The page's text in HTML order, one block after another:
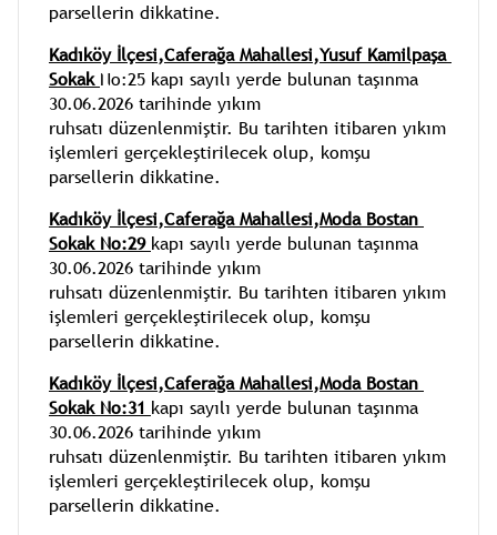
parsellerin dikkatine.
Kadıköy İlçesi,Caferağa Mahallesi,Yusuf Kamilpaşa
Sokak No:25 kapı sayılı yerde bulunan taşınma
30.06.2026 tarihinde yıkım
ruhsatı düzenlenmiştir. Bu tarihten itibaren yıkım
işlemleri gerçekleştirilecek olup, komşu
parsellerin dikkatine.
Kadıköy İlçesi,Caferağa Mahallesi,Moda Bostan
Sokak No:29 kapı sayılı yerde bulunan taşınma
30.06.2026 tarihinde yıkım
ruhsatı düzenlenmiştir. Bu tarihten itibaren yıkım
işlemleri gerçekleştirilecek olup, komşu
parsellerin dikkatine.
Kadıköy İlçesi,Caferağa Mahallesi,Moda Bostan
Sokak No:31 kapı sayılı yerde bulunan taşınma
30.06.2026 tarihinde yıkım
ruhsatı düzenlenmiştir. Bu tarihten itibaren yıkım
işlemleri gerçekleştirilecek olup, komşu
parsellerin dikkatine.